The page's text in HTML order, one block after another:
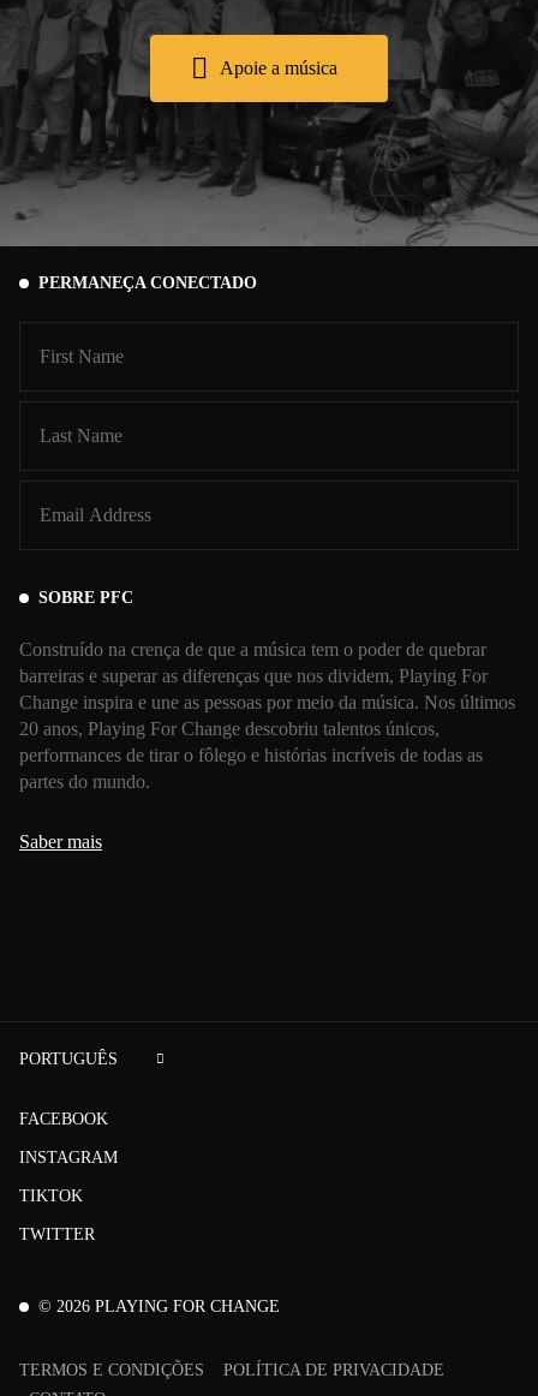
Apoie a música
PERMANEÇA CONECTADO
SOBRE PFC
Construído na crença de que a música tem o poder de quebrar
barreiras e superar as diferenças que nos dividem, Playing For
Change inspira e une as pessoas por meio da música. Nos últimos
20 anos, Playing For Change descobriu talentos únicos,
performances de tirar o fôlego e histórias incríveis de todas as
partes do mundo.
Saber mais
© 2026 PLAYING FOR CHANGE
TERMOS E CONDIÇÕES
POLÍTICA DE PRIVACIDADE
FACEBOOK
INSTAGRAM
TIKTOK
TWITTER
PORTUGUÊS